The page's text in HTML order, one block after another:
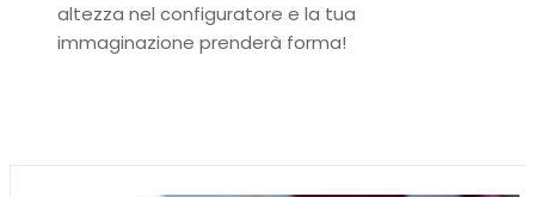
altezza nel configuratore e la tua
immaginazione prenderà forma!